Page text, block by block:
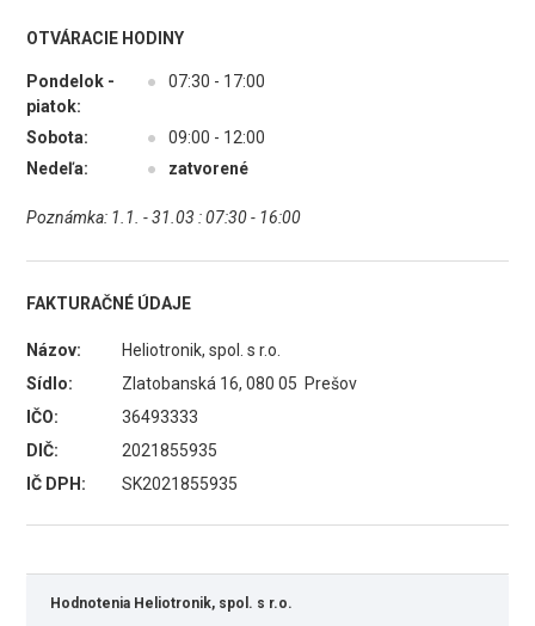
OTVÁRACIE HODINY
Pondelok -
piatok:
● 07:30 - 17:00
Sobota: ●
09:00 - 12:00
Nedeľa:
● zatvorené
Poznámka: 1.1. - 31.03 : 07:30 - 16:00
FAKTURAČNÉ ÚDAJE
Názov:
Heliotronik, spol. s r.o.
Sídlo:
Zlatobanská 16, 080 05 Prešov
IČO:
36493333
DIČ:
2021855935
IČ DPH:
SK2021855935
Hodnotenia Heliotronik, spol. s r.o.